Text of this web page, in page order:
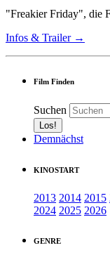
"Freakier Friday", die
Infos & Trailer →
Film Finden
Suchen
Demnächst
KINOSTART
2013 2014 2015
2024 2025 2026
GENRE